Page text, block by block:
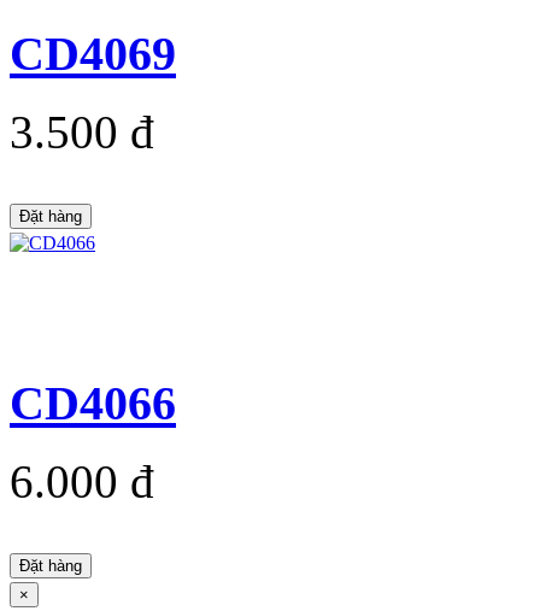
CD4069
3.500 đ
Đặt hàng
CD4066
6.000 đ
Đặt hàng
×